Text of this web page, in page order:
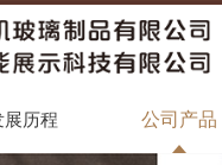
展历程 公司产品